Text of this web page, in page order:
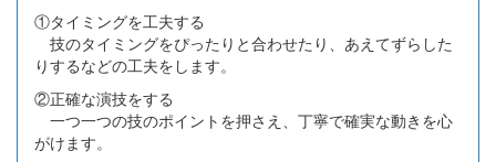
①タイミングを工夫する
技のタイミングをぴったりと合わせたり、あえてずらした
りするなどの工夫をします。
②正確な演技をする
一つ一つの技のポイントを押さえ、丁寧で確実な動きを心
がけます。